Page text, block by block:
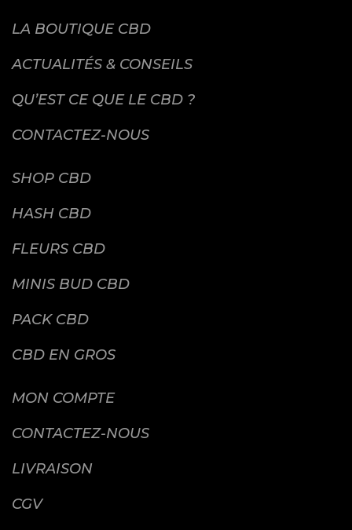
LA BOUTIQUE CBD
ACTUALITÉS & CONSEILS
QU’EST CE QUE LE CBD ?
CONTACTEZ-NOUS
SHOP CBD
HASH CBD
FLEURS CBD
MINIS BUD CBD
PACK CBD
CBD EN GROS
MON COMPTE
CONTACTEZ-NOUS
LIVRAISON
CGV